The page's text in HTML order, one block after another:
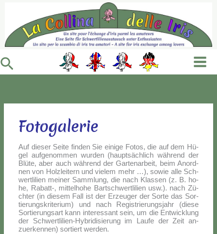
contenuto
Cerca
Fotogalerie
Auf die­ser Sei­te fin­den Sie ei­ni­ge Fo­tos, die auf dem Hü­
gel auf­ge­nom­men wur­den (haup­tsä­chlich wäh­rend der
Blü­te, aber auch wäh­rend der Gar­te­nar­beit, beim Anord­
nen von Holz­lei­tern und vie­lem mehr …), so­wie al­le Sch­
wer­tli­lien mei­ner Samm­lung, die nach Klas­sen (z. B. ho­
he, Rabatt‑, mit­te­lho­he Bar­ts­ch­wer­tli­lien usw.). nach Zü­
ch­ter (in die­sem Fall ist der Er­zeu­ger der Sor­te das Sor­
tie­rung­skri­te­rium) und nach Re­gi­strie­rung­sjahr (die­se
Sor­tie­rung­sart kann in­te­res­sant sein, um die Ent­wic­klung
der Sch­wer­tli­lien-Hy­bri­di­sie­rung im Lau­fe der Zeit an­
zuer­ken­nen) sor­tiert wer­den.